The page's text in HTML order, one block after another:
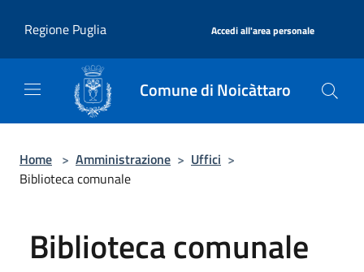
Regione Puglia
Accedi all'area personale
Comune di Noicàttaro
Home > Amministrazione > Uffici >
Biblioteca comunale
Biblioteca comunale